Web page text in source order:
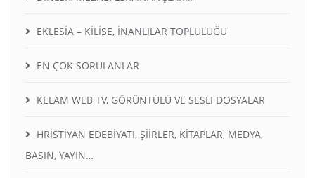
EKLESİA – KİLİSE, İNANLILAR TOPLULUĞU
EN ÇOK SORULANLAR
KELAM WEB TV, GÖRÜNTÜLÜ VE SESLI DOSYALAR
HRİSTİYAN EDEBİYATI, ŞİİRLER, KİTAPLAR, MEDYA,
BASIN, YAYIN…